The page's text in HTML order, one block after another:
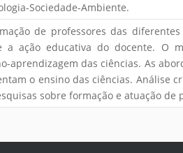
Sociedade-Ambiente.
de professores das
a ação educativa do docente. O
aprendizagem das ciências. As
o ensino das ciências. Análise
sobre formação e atuação de